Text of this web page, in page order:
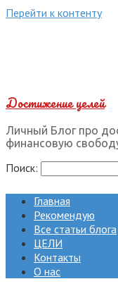
Перейти к контенту
Достижение целей
Личный Блог про
финансовую
Поиск:
Главная
Рекомендую
Все статьи блога
ЦЕЛИ
Контакты
О нас